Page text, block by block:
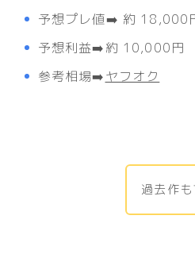
予想プレ値➡️ 約 18,000
予想利益➡️約 10,000円
参考相場➡️ヤフオク
過去作